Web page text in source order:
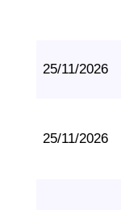
25/11/2026
25/11/2026